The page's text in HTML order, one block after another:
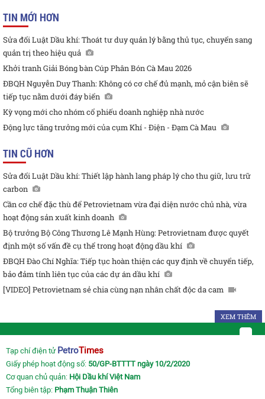
TIN MỚI HƠN
Sửa đổi Luật Dầu khí: Thoát tư duy quản lý bằng thủ tục, chuyển sang
quản trị theo hiệu quả
Khởi tranh Giải Bóng bàn Cúp Phân Bón Cà Mau 2026
ĐBQH Nguyễn Duy Thanh: Không có cơ chế đủ mạnh, mỏ cận biên sẽ
tiếp tục nằm dưới đáy biển
Kỳ vọng mới cho nhóm cổ phiếu doanh nghiệp nhà nước
Động lực tăng trưởng mới của cụm Khí - Điện - Đạm Cà Mau
TIN CŨ HƠN
Sửa đổi Luật Dầu khí: Thiết lập hành lang pháp lý cho thu giữ, lưu trữ
carbon
Cần cơ chế đặc thù để Petrovietnam vừa đại diện nước chủ nhà, vừa
hoạt động sản xuất kinh doanh
Bộ trưởng Bộ Công Thương Lê Mạnh Hùng: Petrovietnam được quyết
định một số vấn đề cụ thể trong hoạt động dầu khí
ĐBQH Đào Chí Nghĩa: Tiếp tục hoàn thiện các quy định về chuyển tiếp,
bảo đảm tính liên tục của các dự án dầu khí
[VIDEO] Petrovietnam sẻ chia cùng nạn nhân chất độc da cam
XEM THÊM
Tạp chí điện tử PetroTimes
Giấy phép hoạt động số: 50/GP-BTTTT ngày 10/2/2020
Cơ quan chủ quản: Hội Dầu khí Việt Nam
Tổng biên tập: Phạm Thuận Thiên